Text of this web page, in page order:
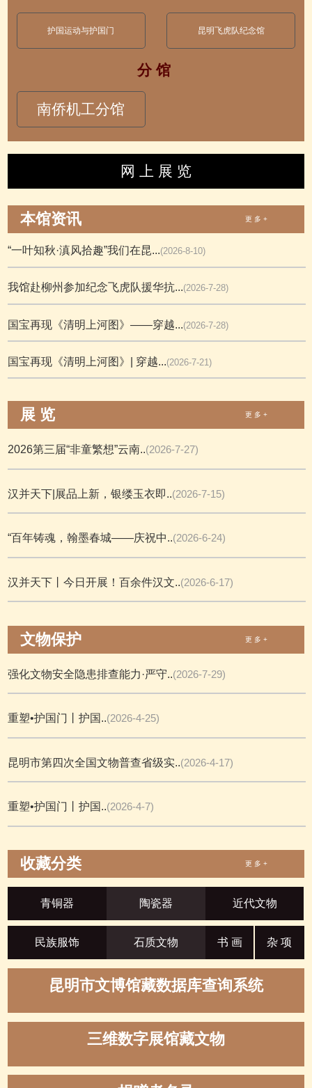
护国运动与护国门 昆明飞虎队纪念馆
分 馆
南侨机工分馆
网 上 展 览
本馆资讯 更 多 +
“一叶知秋·滇风拾趣”我们在昆...(2026-8-10)
我馆赴柳州参加纪念飞虎队援华抗...(2026-7-28)
国宝再现《清明上河图》——穿越...(2026-7-28)
国宝再现《清明上河图》| 穿越...(2026-7-21)
展 览 更 多 +
2026第三届“非童繁想”云南..(2026-7-27)
汉并天下|展品上新，银缕玉衣即..(2026-7-15)
“百年铸魂，翰墨春城——庆祝中..(2026-6-24)
汉并天下丨今日开展！百余件汉文..(2026-6-17)
文物保护 更 多 +
强化文物安全隐患排查能力·严守..(2026-7-29)
重塑•护国门丨护国..(2026-4-25)
昆明市第四次全国文物普查省级实..(2026-4-17)
重塑•护国门丨护国..(2026-4-7)
收藏分类 更 多 +
青铜器 陶瓷器 近代文物
民族服饰 石质文物 书 画 杂 项
昆明市文博馆藏数据库查询系统
三维数字展馆藏文物